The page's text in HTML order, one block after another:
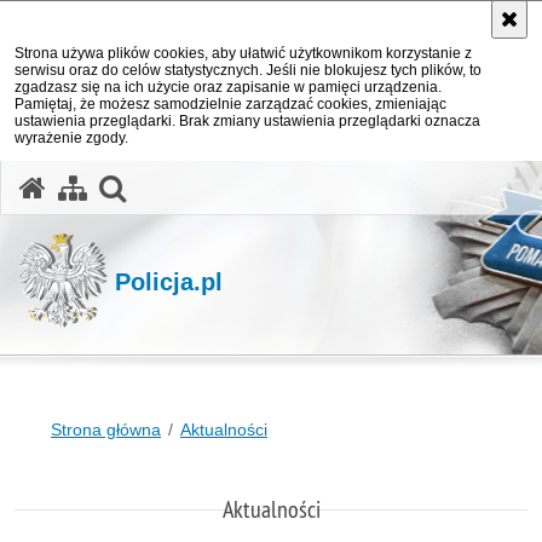
Strona używa plików cookies, aby ułatwić użytkownikom korzystanie z
serwisu oraz do celów statystycznych. Jeśli nie blokujesz tych plików, to
zgadzasz się na ich użycie oraz zapisanie w pamięci urządzenia.
Pamiętaj, że możesz samodzielnie zarządzać cookies, zmieniając
ustawienia przeglądarki. Brak zmiany ustawienia przeglądarki oznacza
wyrażenie zgody.
Policja.pl
Strona główna Aktualności
Aktualności